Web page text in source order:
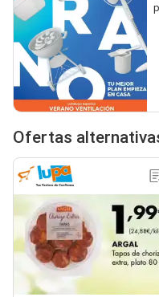
Ofertas